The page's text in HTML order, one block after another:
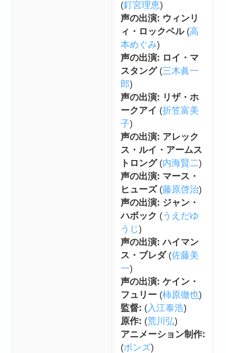
(釘宮理恵)
声の出演: ウィンリ
ィ・ロックベル(高
本めぐみ)
声の出演: ロイ・マ
スタング(三木眞一
郎)
声の出演: リザ・ホ
ークアイ (折笠富美
子)
声の出演: アレック
ス・ルイ・アームス
トロング(内海賢二)
声の出演: マース・
ヒューズ(藤原啓治)
声の出演: ジャン・
ハボック (うえだゆ
うじ)
声の出演: ハイマン
ス・ブレダ(佐藤美
一)
声の出演: ケイン・
フュリー (柿原徹也)
監督: (入江泰浩)
原作: (荒川弘)
アニメーション制作:
(ボンズ)